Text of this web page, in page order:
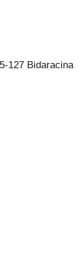
127 Bidaracina